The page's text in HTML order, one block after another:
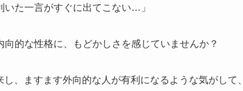
いた一言がすぐに出てこない…」
向的な性格に、もどかしさを感じていませんか？
し、ますます外向的な人が有利になるような気がして、